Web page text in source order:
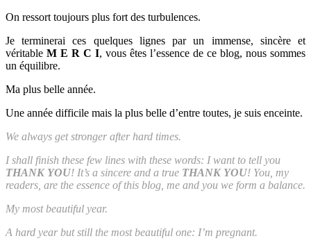
On ressort toujours plus fort des turbulences.
Je terminerai ces quelques lignes par un immense, sincère et
véritable M E R C I, vous êtes l’essence de ce blog, nous sommes
un équilibre.
Ma plus belle année.
Une année difficile mais la plus belle d’entre toutes, je suis enceinte.
We always get stronger after hard times.
I shall finish these few lines with these words: I want to tell you
THANK YOU! It’s a sincere and a true THANK YOU! You, my
readers, are the essence of this blog, me and you we form a balance.
My most beautiful year.
A hard year but still the most beautiful one: I’m pregnant.